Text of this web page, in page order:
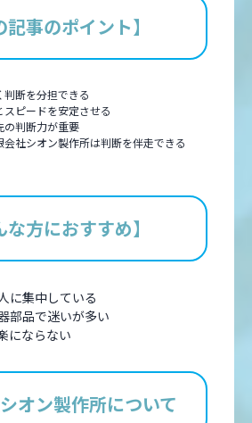
記事のポイント】
判断を分担できる
スピードを安定させる
の判断力が重要
会社シオン製作所は判断を伴走できる
な方におすすめ】
に集中している
部品で迷いが多い
にならない
オン製作所について